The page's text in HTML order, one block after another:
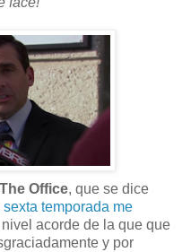
The Office, que se dice
temporada me
nivel acorde de la que que
y por